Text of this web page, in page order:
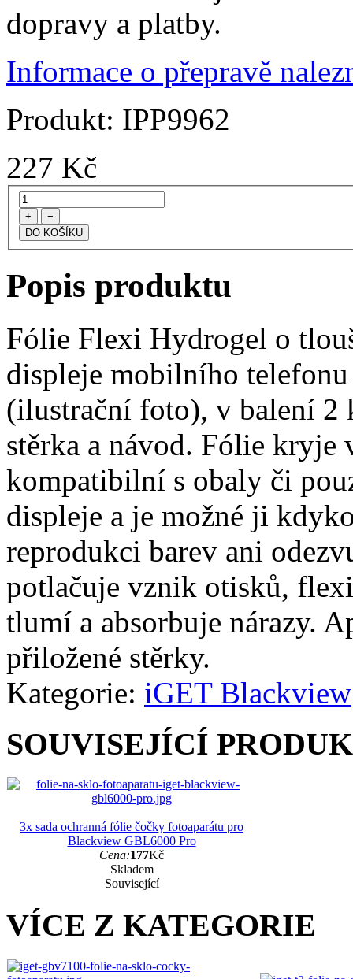
dopravy a platby.
Informace o přepravě
Produkt: IPP9962
227 Kč
+ −
Popis produktu
Fólie Flexi Hydrogel o
displeje mobilního
(ilustrační foto), v balení 2
stěrka a návod. Fólie kryje
kompatibilní s obaly či
displeje a je možné ji
reprodukci barev ani
potlačuje vznik otisků,
tlumí a absorbuje nárazy.
přiložené stěrky.
Kategorie: iGET Blackview
SOUVISEJÍCÍ
3x sada ochranná fólie čočky fotoaparátu pro
Blackview GBL6000 Pro
Cena:177Kč
Skladem
Související
VÍCE Z KATEGORIE